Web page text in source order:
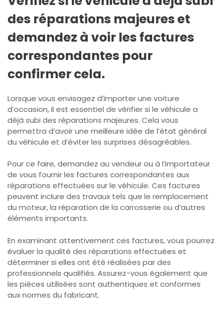
des réparations majeures et
demandez à voir les factures
correspondantes pour
confirmer cela.
Lorsque vous envisagez d’importer une voiture
d’occasion, il est essentiel de vérifier si le véhicule a
déjà subi des réparations majeures. Cela vous
permettra d’avoir une meilleure idée de l’état général
du véhicule et d’éviter les surprises désagréables.
Pour ce faire, demandez au vendeur ou à l’importateur
de vous fournir les factures correspondantes aux
réparations effectuées sur le véhicule. Ces factures
peuvent inclure des travaux tels que le remplacement
du moteur, la réparation de la carrosserie ou d’autres
éléments importants.
En examinant attentivement ces factures, vous pourrez
évaluer la qualité des réparations effectuées et
déterminer si elles ont été réalisées par des
professionnels qualifiés. Assurez-vous également que
les pièces utilisées sont authentiques et conformes
aux normes du fabricant.